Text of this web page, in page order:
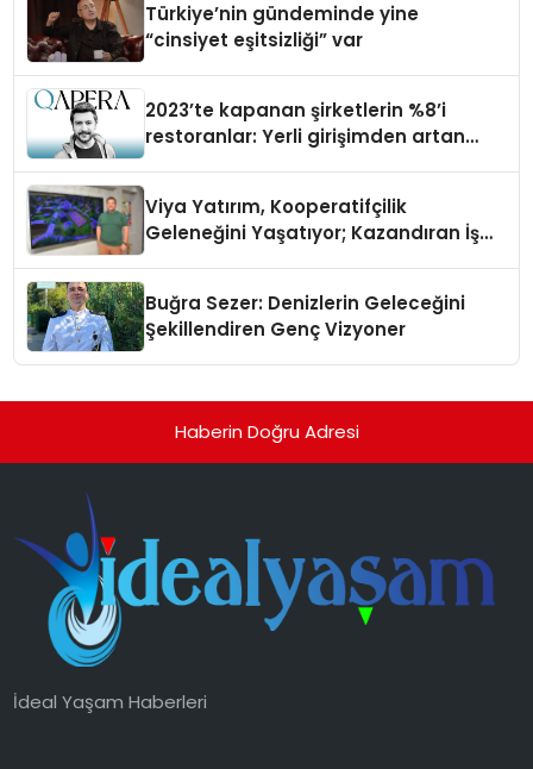
Türkiye’nin gündeminde yine
“cinsiyet eşitsizliği” var
2023’te kapanan şirketlerin %8’i
restoranlar: Yerli girişimden artan
Viya Yatırım, Kooperatifçilik
Geleneğini Yaşatıyor; Kazandıran İş
Buğra Sezer: Denizlerin Geleceğini
Şekillendiren Genç Vizyoner
Haberin Doğru Adresi
İdeal Yaşam Haberleri